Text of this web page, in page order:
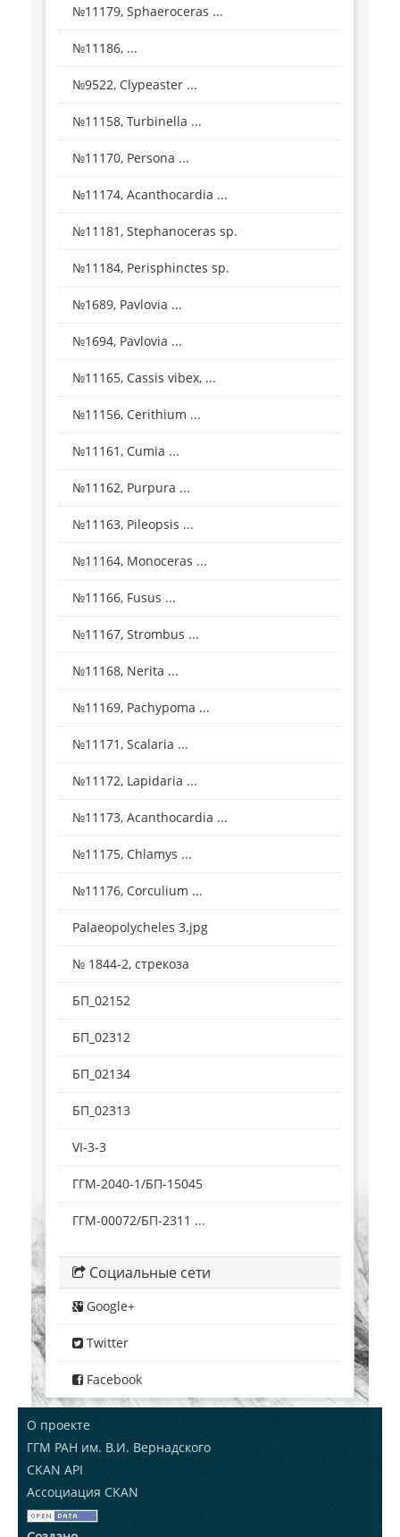
№11179, Sphaeroceras ...
№11186, ...
№9522, Clypeaster ...
№11158, Turbinella ...
№11170, Persona ...
№11174, Acanthocardia ...
№11181, Stephanoceras sp.
№11184, Perisphinctes sp.
№1689, Pavlovia ...
№1694, Pavlovia ...
№11165, Cassis vibex, ...
№11156, Cerithium ...
№11161, Cumia ...
№11162, Purpura ...
№11163, Pileopsis ...
№11164, Monoceras ...
№11166, Fusus ...
№11167, Strombus ...
№11168, Nerita ...
№11169, Pachypoma ...
№11171, Scalaria ...
№11172, Lapidaria ...
№11173, Acanthocardia ...
№11175, Chlamys ...
№11176, Corculium ...
Palaeopolycheles 3.jpg
№ 1844-2, стрекоза
БП_02152
БП_02312
БП_02134
БП_02313
VI-3-3
ГГМ-2040-1/БП-15045
ГГМ-00072/БП-2311 ...
Социальные сети
Google+
Twitter
Facebook
О проекте
ГГМ РАН им. В.И. Вернадского
CKAN API
Ассоциация CKAN